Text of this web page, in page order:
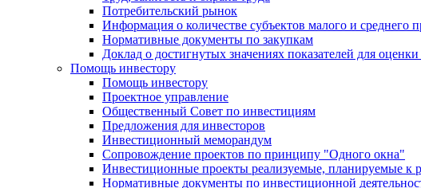
Потребительский рынок
Информация о количестве субъектов малого и среднего
Нормативные документы по закупкам
Доклад о достигнутых значениях показателей для
Помощь инвестору
Помощь инвестору
Проектное управление
Общественный Совет по инвестициям
Предложения для инвесторов
Инвестиционный меморандум
Сопровождение проектов по принципу "Oдного окна"
Инвестиционные проекты реализуемые, планируемые к
Нормативные документы по инвестиционной